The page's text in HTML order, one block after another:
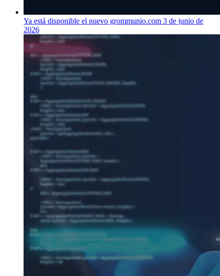
Ya está disponible el nuevo grommunio.com 3 de junio de
2026